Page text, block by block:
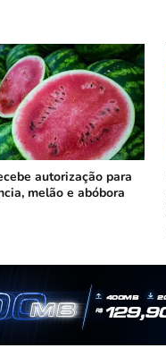
autorização para
melão e abóbora